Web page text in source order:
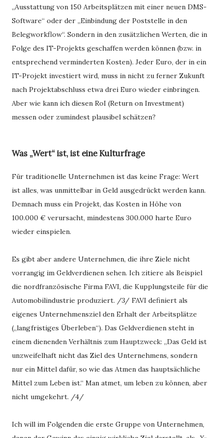
„Ausstattung von 150 Arbeitsplätzen mit einer neuen DMS-
Software“ oder der „Einbindung der Poststelle in den
Belegworkflow“. Sondern in den zusätzlichen Werten, die in
Folge des IT-Projekts geschaffen werden können (bzw. in
entsprechend verminderten Kosten). Jeder Euro, der in ein
IT-Projekt investiert wird, muss in nicht zu ferner Zukunft
nach Projektabschluss etwa drei Euro wieder einbringen.
Aber wie kann ich diesen RoI (Return on Investment)
messen oder zumindest plausibel schätzen?
Was „Wert“ ist, ist eine Kulturfrage
Für traditionelle Unternehmen ist das keine Frage: Wert
ist alles, was unmittelbar in Geld ausgedrückt werden kann.
Demnach muss ein Projekt, das Kosten in Höhe von
100.000 € verursacht, mindestens 300.000 harte Euro
wieder einspielen.
Es gibt aber andere Unternehmen, die ihre Ziele nicht
vorrangig im Geldverdienen sehen. Ich zitiere als Beispiel
die nordfranzösische Firma FAVI, die Kupplungsteile für die
Automobilindustrie produziert. /3/ FAVI definiert als
eigenes Unternehmensziel den Erhalt der Arbeitsplätze
(„langfristiges Überleben“). Das Geldverdienen steht in
einem dienenden Verhältnis zum Hauptzweck: „Das Geld ist
unzweifelhaft nicht das Ziel des Unternehmens, sondern
nur ein Mittel dafür, so wie das Atmen das hauptsächliche
Mittel zum Leben ist.“ Man atmet, um leben zu können, aber
nicht umgekehrt. /4/
Ich will im Folgenden die erste Gruppe von Unternehmen,